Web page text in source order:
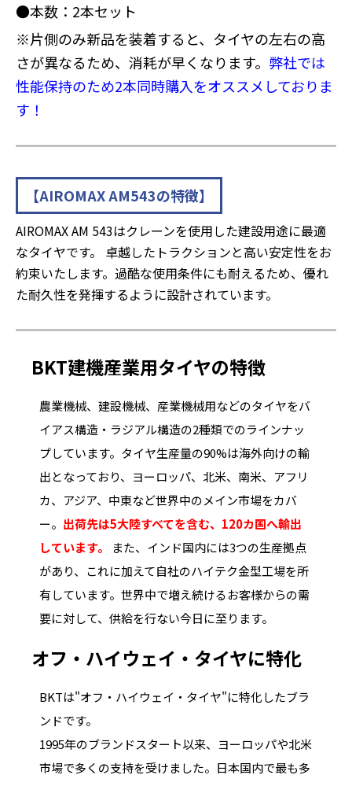
●本数：2本セット
※片側のみ新品を装着すると、タイヤの左右の高
さが異なるため、消耗が早くなります。 弊社では
性能保持のため2本同時購入をオススメしておりま
す！
【AIROMAX AM543の特徴】
AIROMAX AM 543はクレーンを使用した建設用途に最適
なタイヤです。 卓越したトラクションと高い安定性をお
約束いたします。過酷な使用条件にも耐えるため、優れ
た耐久性を発揮するように設計されています。
BKT建機産業用タイヤの特徴
農業機械、建設機械、産業機械用などのタイヤをバ
イアス構造・ラジアル構造の2種類でのラインナッ
プしています。タイヤ生産量の90%は海外向けの輸
出となっており、ヨーロッパ、北米、南米、アフリ
カ、アジア、中東など世界中のメイン市場をカバ
ー。 出荷先は5大陸すべてを含む、120カ国へ輸出
しています。
また、インド国内には3つの生産拠点
があり、これに加えて自社のハイテク金型工場を所
有しています。世界中で増え続けるお客様からの需
要に対して、供給を行ない今日に至ります。
オフ・ハイウェイ・タイヤに特化
BKTは"オフ・ハイウェイ・タイヤ"に特化したブラ
ンドです。
1995年のブランドスタート以来、ヨーロッパや北米
市場で多くの支持を受けました。日本国内で最も多